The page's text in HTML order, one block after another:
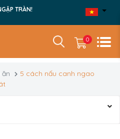
TRÀN!
0
5 cách nấu canh ngao